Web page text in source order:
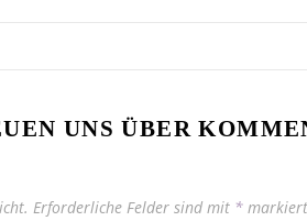
UNS ÜBER
Erforderliche Felder sind mit * markiert